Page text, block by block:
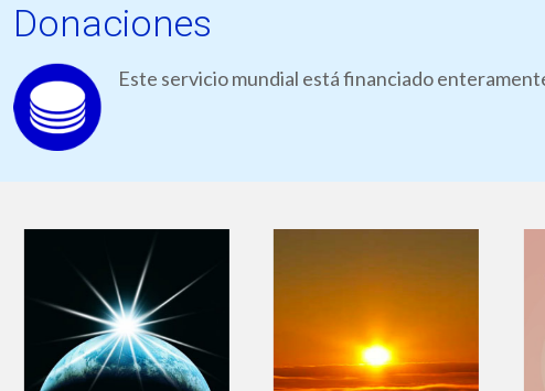
Donaciones
Este servicio mundial está financiado